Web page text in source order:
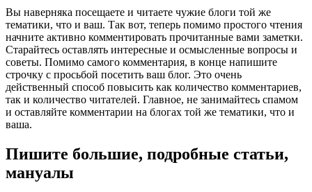
Вы наверняка посещаете и читаете чужие блоги той же
тематики, что и ваш. Так вот, теперь помимо простого чтения
начните активно комментировать прочитанные вами заметки.
Старайтесь оставлять интересные и осмысленные вопросы и
советы. Помимо самого комментария, в конце напишите
строчку с просьбой посетить ваш блог. Это очень
действенный способ повысить как количество комментариев,
так и количество читателей. Главное, не занимайтесь спамом
и оставляйте комментарии на блогах той же тематики, что и
ваша.
Пишите большие, подробные статьи,
мануалы